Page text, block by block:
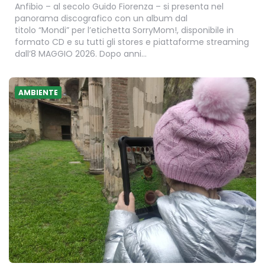
Anfibio – al secolo Guido Fiorenza – si presenta nel
panorama discografico con un album dal
titolo “Mondi” per l’etichetta SorryMom!, disponibile in
formato CD e su tutti gli stores e piattaforme streaming
dall’8 MAGGIO 2026. Dopo anni…
AMBIENTE